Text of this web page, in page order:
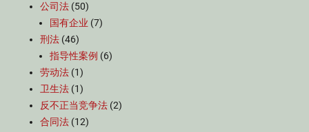
公司法 (50)
国有企业 (7)
刑法 (46)
指导性案例 (6)
劳动法 (1)
卫生法 (1)
反不正当竞争法 (2)
合同法 (12)